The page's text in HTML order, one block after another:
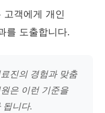
고객에게 개인
를 도출합니다.
진의 경험과 맞춤
은 이런 기준을
됩니다.